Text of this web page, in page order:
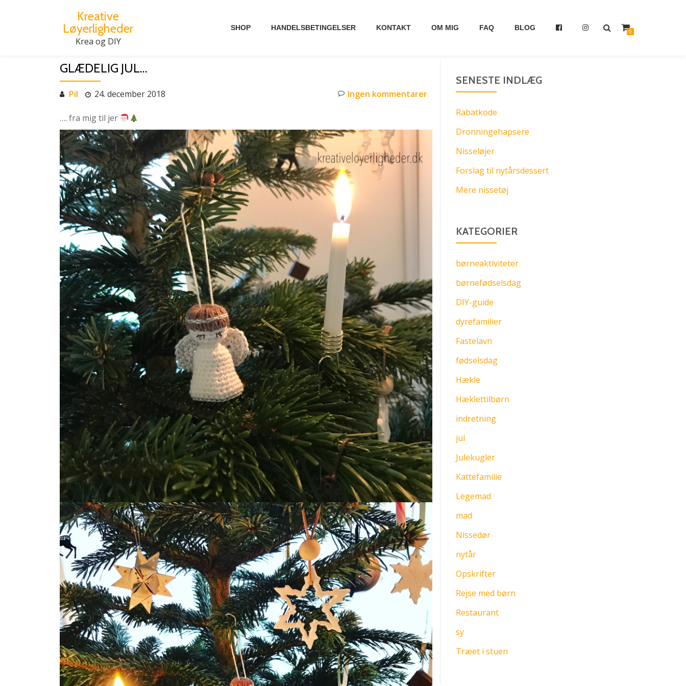
Kreative
Løyerligheder
Krea og DIY
SHOP HANDELSBETINGELSER KONTAKT OM MIG FAQ BLOG 0
GLÆDELIG JUL…
Pil 24. december 2018 Ingen kommentarer
…. fra mig til jer
SENESTE INDLÆG
Rabatkode
Dronningehapsere
Nisseløjer
Forslag til nytårsdessert
Mere nissetøj
KATEGORIER
børneaktiviteter
børnefødselsdag
DIY-guide
dyrefamilier
Fastelavn
fødselsdag
Hækle
Hæklettilbørn
indretning
jul
Julekugler
Kattefamilie
Legemad
mad
Nissedør
nytår
Opskrifter
Rejse med børn
Restaurant
sy
Træet i stuen